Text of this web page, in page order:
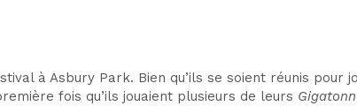
à Asbury Park. Bien qu’ils se soient réunis pour
fois qu’ils jouaient plusieurs de leurs